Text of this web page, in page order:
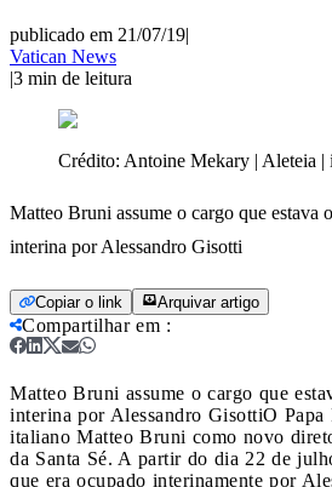
publicado em 21/07/19|
Vatican News
|3 min de leitura
Crédito: Antoine Mekary | Aleteia |
Matteo Bruni assume o cargo que estava
interina por Alessandro Gisotti
Copiar o link Arquivar artigo
Compartilhar em :
Matteo Bruni assume o cargo que
interina por Alessandro GisottiO Papa
italiano Matteo Bruni como novo
da Santa Sé. A partir do dia 22 de
que era ocupado interinamente por